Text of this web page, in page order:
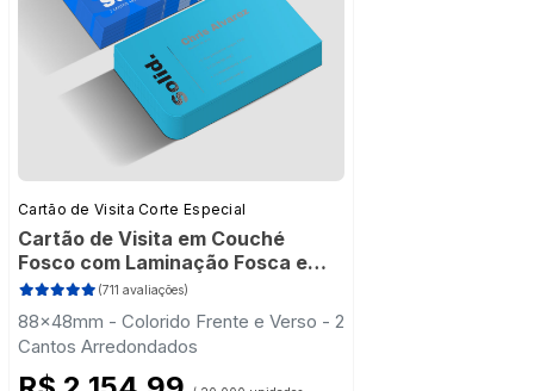
Cartão de Visita Corte Especial
Cartão de Visita em Couché
Fosco com Laminação Fosca e
Verniz Localizado
(711 avaliações)
88x48mm - Colorido Frente e Verso - 2
Cantos Arredondados